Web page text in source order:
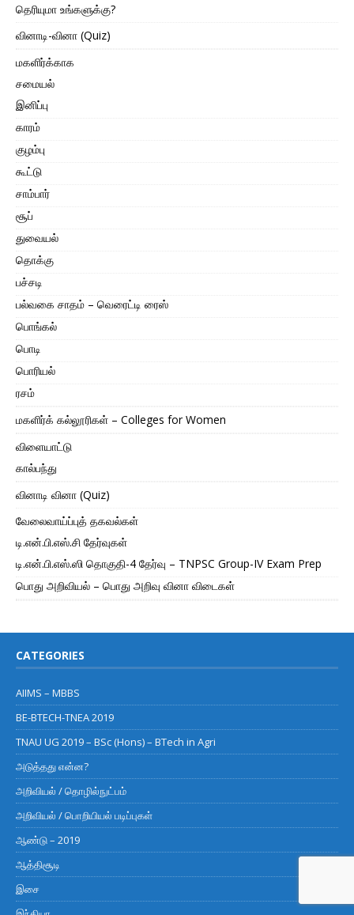
தெரியுமா உங்களுக்கு?
வினாடி-வினா (Quiz)
மகளிர்க்காக
சமையல்
இனிப்பு
காரம்
குழம்பு
கூட்டு
சாம்பார்
சூப்
துவையல்
தொக்கு
பச்சடி
பல்வகை சாதம் – வெரைட்டி ரைஸ்
பொங்கல்
பொடி
பொரியல்
ரசம்
மகளிர்க் கல்லூரிகள் – Colleges for Women
விளையாட்டு
கால்பந்து
வினாடி வினா (Quiz)
வேலைவாய்ப்புத் தகவல்கள்
டி.என்.பி.எஸ்.சி தேர்வுகள்
டி.என்.பி.எஸ்.ஸி தொகுதி-4 தேர்வு – TNPSC Group-IV Exam Prep
பொது அறிவியல் – பொது அறிவு வினா விடைகள்
CATEGORIES
AIIMS – MBBS
BE-BTECH-TNEA 2019
TNAU UG 2019 – BSc (Hons) – BTech in Agri
அடுத்தது என்ன?
அறிவியல் / தொழில்நுட்பம்
அறிவியல் / பொறியியல் படிப்புகள்
ஆண்டு – 2019
ஆத்திசூடி
இசை